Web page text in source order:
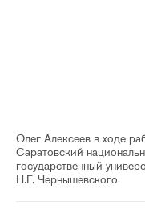
Олег Алексеев в ходе
Саратовский
государственный
Н.Г. Чернышевского